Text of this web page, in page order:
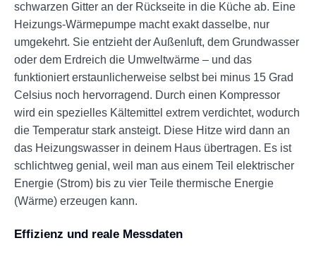
schwarzen Gitter an der Rückseite in die Küche ab. Eine
Heizungs-Wärmepumpe macht exakt dasselbe, nur
umgekehrt. Sie entzieht der Außenluft, dem Grundwasser
oder dem Erdreich die Umweltwärme – und das
funktioniert erstaunlicherweise selbst bei minus 15 Grad
Celsius noch hervorragend. Durch einen Kompressor
wird ein spezielles Kältemittel extrem verdichtet, wodurch
die Temperatur stark ansteigt. Diese Hitze wird dann an
das Heizungswasser in deinem Haus übertragen. Es ist
schlichtweg genial, weil man aus einem Teil elektrischer
Energie (Strom) bis zu vier Teile thermische Energie
(Wärme) erzeugen kann.
Effizienz und reale Messdaten